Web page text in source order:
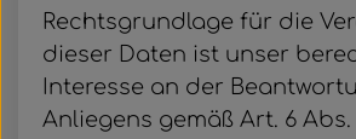
Rechtsgrundlage für die
dieser Daten ist unser
Interesse an der
Anliegens gemäß Art. 6 Abs.